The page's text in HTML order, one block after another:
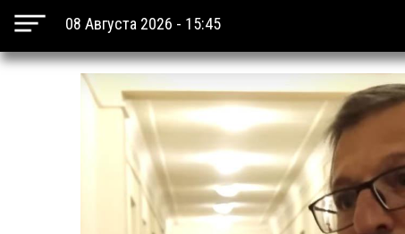
08 Августа 2026 - 15:45